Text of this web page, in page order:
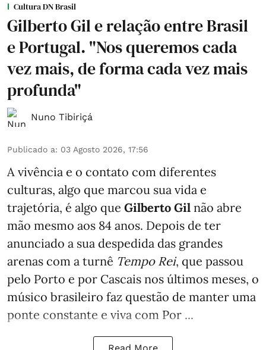
Cultura DN Brasil
Gilberto Gil e relação entre Brasil
e Portugal. "Nos queremos cada
vez mais, de forma cada vez mais
profunda"
Nuno Tibiriçá
Publicado a: 03 Agosto 2026, 17:56
A vivência e o contato com diferentes
culturas, algo que marcou sua vida e
trajetória, é algo que Gilberto Gil não abre
mão mesmo aos 84 anos. Depois de ter
anunciado a sua despedida das grandes
arenas com a turnê Tempo Rei, que passou
pelo Porto e por Cascais nos últimos meses, o
músico brasileiro faz questão de manter uma
ponte constante e viva com Por ...